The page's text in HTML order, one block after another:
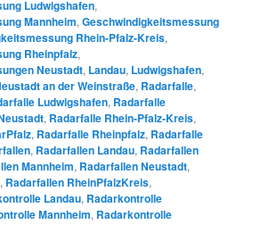
Ludwigshafen,
Mannheim,Geschwindigkeitsmessung
Rhein-Pfalz-Kreis,
Rheinpfalz,
Neustadt, Landau, Ludwigshafen,
an der Weinstraße, Radarfalle,
Ludwigshafen, Radarfalle
, Radarfalle Rhein-Pfalz-Kreis,
, Radarfalle Rheinpfalz, Radarfalle
, Radarfallen Landau, Radarfallen
Mannheim, Radarfallen Neustadt,
, Radarfallen RheinPfalzKreis,
Landau, Radarkontrolle
Mannheim, Radarkontrolle